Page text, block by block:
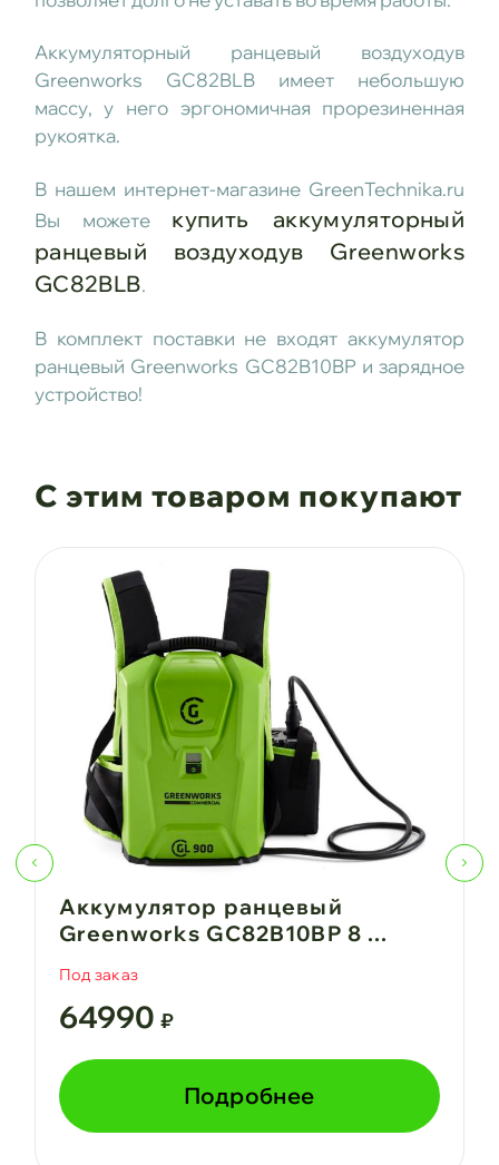
Аккумуляторный ранцевый воздуходув
Greenworks GC82BLB имеет небольшую
массу, у него эргономичная прорезиненная
рукоятка.
В нашем интернет-магазине GreenTechnika.ru
Вы можете купить аккумуляторный
ранцевый воздуходув Greenworks
GC82BLB.
В комплект поставки не входят аккумулятор
ранцевый Greenworks GC82B10BP и зарядное
устройство!
С этим товаром покупают
Аккумулятор ранцевый
Greenworks GC82B10BP 8 ...
Под заказ
64990 ₽
Подробнее